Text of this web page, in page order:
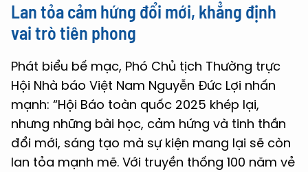
Lan tỏa cảm hứng đổi mới, khẳng định
vai trò tiên phong
Phát biểu bế mạc, Phó Chủ tịch Thường trực
Hội Nhà báo Việt Nam Nguyễn Đức Lợi nhấn
mạnh: “Hội Báo toàn quốc 2025 khép lại,
nhưng những bài học, cảm hứng và tinh thần
đổi mới, sáng tạo mà sự kiện mang lại sẽ còn
lan tỏa mạnh mẽ. Với truyền thống 100 năm vẻ